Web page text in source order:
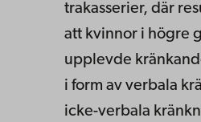
trakasserier, där
att kvinnor i högre
upplevde
i form av verbala
icke-verbala